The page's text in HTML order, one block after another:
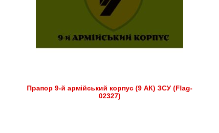
Прапор 9-й армійський корпус (9 АК) ЗСУ (Flag-
02327)